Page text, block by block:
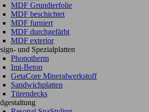
MDF Grundierfolie
MDF beschichtet
MDF furniert
MDF durchgefärbt
MDF exterior
und Spezialplatten
Phonotherm
Imi-Beton
GetaCore Mineralwerkstoff
Sandwichplatten
Türendecks